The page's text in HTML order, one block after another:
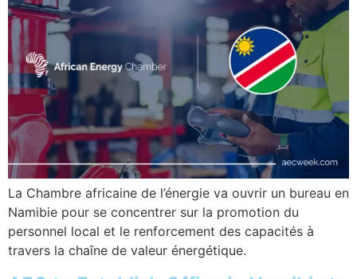
La Chambre africaine de l’énergie va ouvrir un bureau en
Namibie pour se concentrer sur la promotion du
personnel local et le renforcement des capacités à
travers la chaîne de valeur énergétique.